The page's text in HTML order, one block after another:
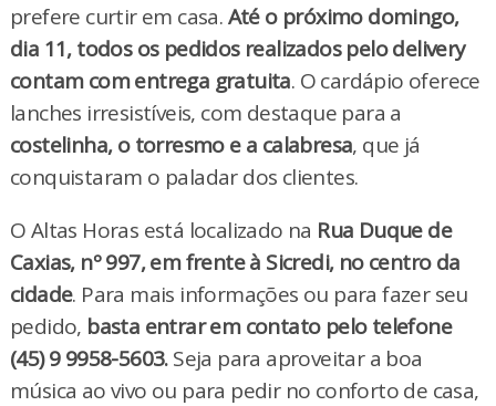
prefere curtir em casa.Até o próximo domingo,
dia 11, todos os pedidos realizados pelo delivery
contam com entrega gratuita. O cardápio oferece
lanches irresistíveis, com destaque para a
costelinha, o torresmo e a calabresa, que já
conquistaram o paladar dos clientes.
O Altas Horas está localizado na Rua Duque de
Caxias, nº 997, em frente à Sicredi, no centro da
cidade. Para mais informações ou para fazer seu
pedido, basta entrar em contato pelo telefone
(45) 9 9958-5603.Seja para aproveitar a boa
música ao vivo ou para pedir no conforto de casa,